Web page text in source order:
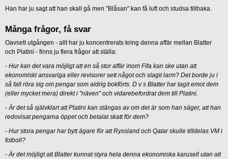
Han har ju sagt att han skall gå men "Blåsan" kan få luft och studsa tillbaka.
Många frågor, få svar
Oavsett utgången - allt har ju koncentrerats kring denna affär mellan Blatter
och Platini - finns ju flera frågor att ställa:
- Hur kan det vara möjligt att en så stor affär inom Fifa kan ske utan att
ekonomiskt ansvariga eller revisorer sett något och slagit larm? Det borde ju i
så fall röra sig om pengar som aldrig bokförts. D v s Blatter har tagit emot dem
(eller mycket mera) direkt i "näven" och vidarebefordrat dem till Platini.
- Är det så självklart att Platini kan stängas av om det är som han säger, att han
redovisat pengarna öppet och betalat skatt för dem?
- Hur stora pengar har bytt ägare för att Ryssland och Qatar skulle tilldelas VM i
fotboll?
- Är det möjligt att Blatter kunnat styra hela denna ekonomiska karusell utan att